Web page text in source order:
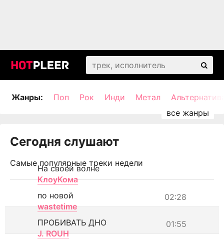
Жанры: Поп Рок Инди Метал
Сегодня слушают
Самые популярные треки недели
На своей волне
КлоуКома
02:28
по новой
wastetime
01:55
ПРОБИВАТЬ ДНО
J. ROUH